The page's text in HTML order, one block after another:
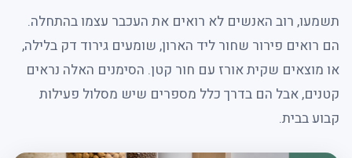
תשמעו, רוב האנשים לא רואים את העכבר עצמו בהתחלה.
הם רואים פירור שחור ליד הארון, שומעים גירוד דק בלילה,
או מוצאים שקית אורז עם חור קטן. הסימנים האלה נראים
קטנים, אבל הם בדרך כלל מספרים שיש מסלול פעילות
קבוע בבית.